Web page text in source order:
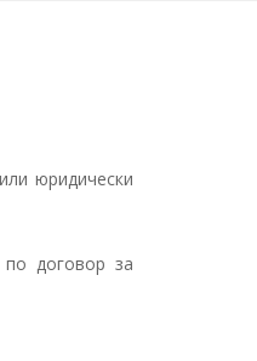
юридически
по договор за